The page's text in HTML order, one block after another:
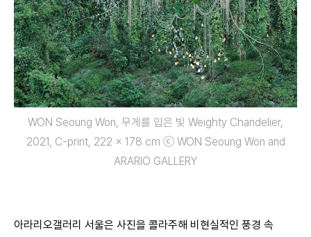
WON Seoung Won, 무게를 입은 빛 Weighty Chandelier,
2021, C-print, 222 x 178 cm ⓒ WON Seoung Won and
ARARIO GALLERY
아라리오갤러리 서울은 사진을 콜라주해 비현실적인 풍경 속